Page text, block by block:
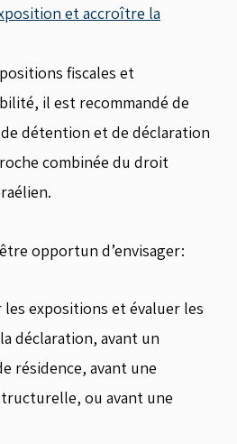
et accroître la
fiscales et
il est recommandé de
détention et de déclaration
combinée du droit
opportun d’envisager:
expositions et évaluer les
déclaration, avant un
résidence, avant une
ou avant une